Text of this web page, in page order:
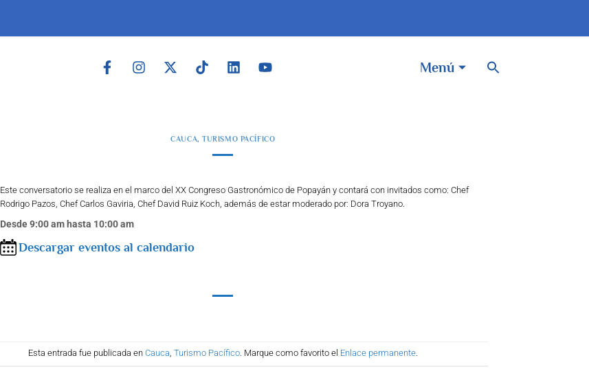
Menú
CAUCA,TURISMO PACÍFICO
Este conversatorio se realiza en el marco del XX Congreso Gastronómico de Popayán y contará con invitados como: Chef
Rodrigo Pazos, Chef Carlos Gaviria, Chef David Ruiz Koch, además de estar moderado por: Dora Troyano.
Desde 9:00 am hasta 10:00 am
Descargar eventos al calendario
Esta entrada fue publicada en Cauca, Turismo Pacífico. Marque como favorito el Enlace permanente.